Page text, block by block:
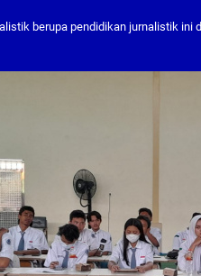
berupa pendidikan jurnalistik ini